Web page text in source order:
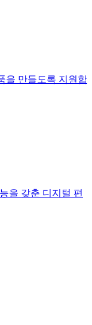
을 만들도록 지원합
을 갖춘 디지털 편